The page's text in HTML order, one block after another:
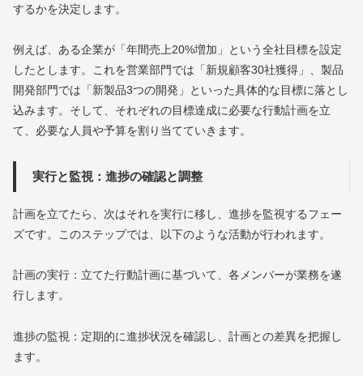
するかを決定します。
例えば、ある企業が「年間売上20%増加」という全社目標を設定
したとします。これを営業部門では「新規顧客30社獲得」、製品
開発部門では「新製品3つの開発」といった具体的な目標に落とし
込みます。そして、それぞれの目標達成に必要な行動計画を立
て、必要な人員や予算を割り当てていきます。
実行と監視：進捗の確認と調整
計画を立てたら、次はそれを実行に移し、進捗を監視するフェー
ズです。このステップでは、以下のような活動が行われます。
計画の実行：立てた行動計画に基づいて、各メンバーが業務を遂
行します。
進捗の監視：定期的に進捗状況を確認し、計画との差異を把握し
ます。